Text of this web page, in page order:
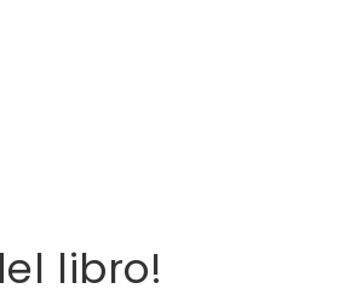
libro!